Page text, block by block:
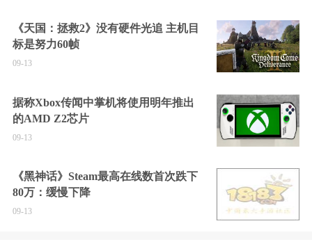
《天国：拯救2》没有硬件光追 主机目
标是努力60帧
09-13
据称Xbox传闻中掌机将使用明年推出
的AMD Z2芯片
09-13
《黑神话》Steam最高在线数首次跌下
80万：缓慢下降
09-13